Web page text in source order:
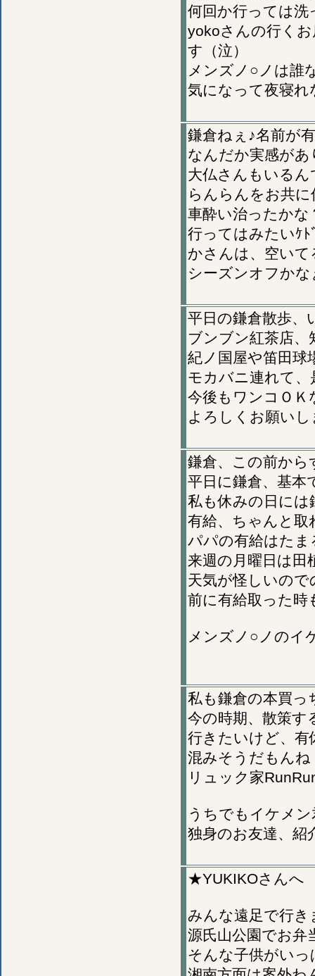
何回か行っては
yokoさんの行く
す（泣）
メンズノ○ノは誰
気になって夜寝れ
鎌倉ねぇ♪名前が
なんだか実感があ
大仏さんもいる
らんらんをお共
車酔い治ったかな
行ってはみたいｹ
かさんは、空い
シーズンオフかな
平日の鎌倉散歩、
ブンブン紅茶店
紀ノ国屋や笛田球
モカバニ連れて
今後もワンコＯＫ
よろしくお願い
鎌倉、この前か
平日に鎌倉、基本
私も休みの日には
有給、ちゃんと取
パパの有給はた
来週の月曜日は田
天気が怪しいの
前に有給取った時
メンズノ○ノのイ
私も鎌倉の本買っ
今の時期、散策す
行きたいけど、
混みそうだもんね
リュック家
うちでもイケメ
独身のお友達、紹
★YUKIKOさんへ
みんな遠足で行き
源氏山公園でお弁
そんな子供がい